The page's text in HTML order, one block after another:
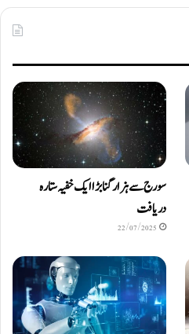
سورج سے ہزار گنا بڑا ایک خفیہ ستارہ
دریافت
22/07/2025